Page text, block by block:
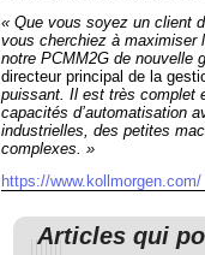
« Que vous soyez un client
vous cherchiez à maximiser
notre PCMM2G de nouvelle
directeur principal de la
puissant. Il est très complet
capacités d’automatisation
industrielles, des petites
complexes. »
https://www.kollmorgen.com/
Articles qui